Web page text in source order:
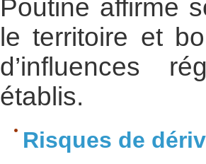
Poutine affirme
le territoire et
d’influences
établis.
Risques de